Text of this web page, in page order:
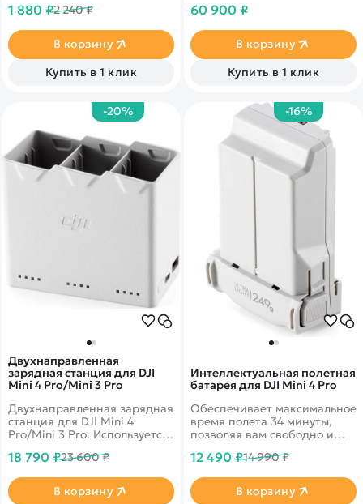
1 880 ₽2 240 ₽
В корзину
Купить в 1 клик
процессора. Это
работу приложения и
системы, обеспечивая
плавное и интуитивно
понятное управление в
60 900 ₽
В корзину
Купить в 1 клик
-20%
Двухнаправленная
зарядная станция для DJI
Mini 4 Pro/Mini 3 Pro
Двухнаправленная зарядная
станция для DJI Mini 4
Pro/Mini 3 Pro. Используется
зарядки пульта
и трех аккумуляторов.
18 790 ₽23 600 ₽
В корзину
-16%
Интеллектуальная полетная
батарея для DJI Mini 4 Pro
Обеспечивает максимальное
время полета 34 минуты,
позволяя вам свободно и
12 490 ₽14 990 ₽
В корзину